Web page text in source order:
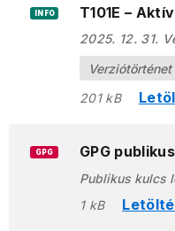
INFO T101E –
2025. 12. 31.
Verziótörténet
201 kB
GPG GPG
Publikus kulcs
1 kB